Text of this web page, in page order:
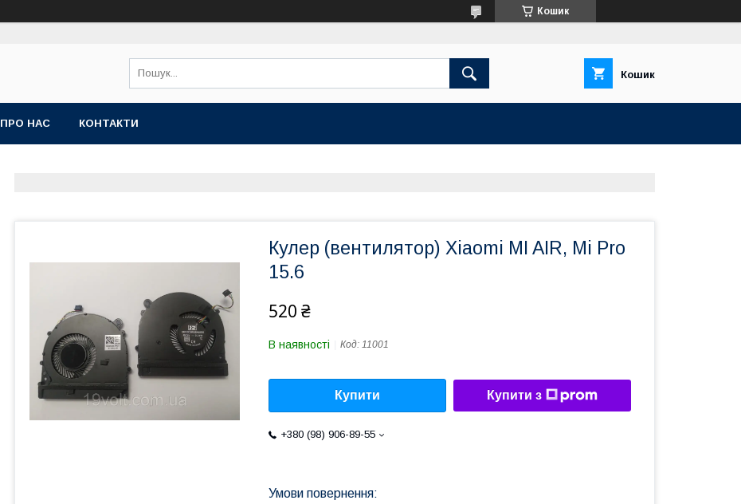
Кошик
Кошик
ПРО НАС КОНТАКТИ
Кулер (вентилятор) Xiaomi MI AIR, Mi Pro
15.6
520 ₴
В наявності Код: 11001
Купити Купити з
+380 (98) 906-89-55